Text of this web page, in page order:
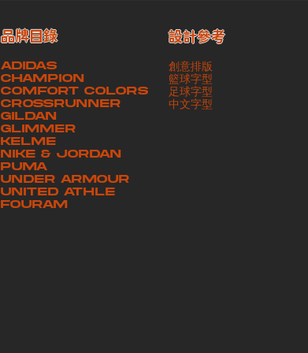
ADIDAS
CHAMPION
COMFORT COLORS
CROSSRUNNER
GILDAN
GLIMMER
KELME
NIKE & JORDAN
PUMA
UNDER ARMOUR
UNITED ATHLE
FOURAM
品牌目錄
創意排版
籃球字型
足球字型
​中文字型
設計參考